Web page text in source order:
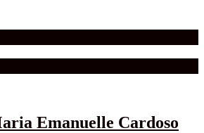
Emanuelle Cardoso